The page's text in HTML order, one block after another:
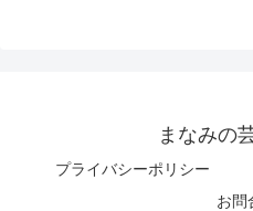
まなみの
プライバシーポリシー
お問